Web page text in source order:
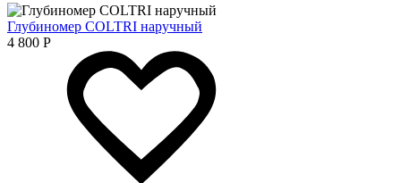
Глубиномер COLTRI наручный
4 800 Р